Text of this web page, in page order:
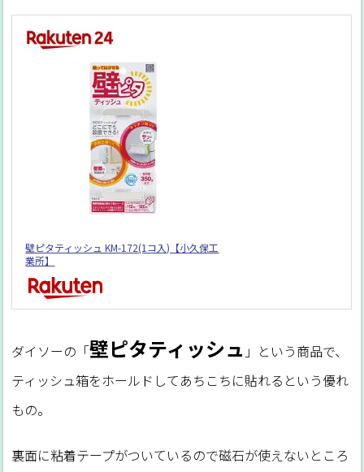
壁ピタティッシュ KM-172(1コ入)【小久保工
業所】
ダイソーの「壁ピタティッシュ 」という商品で、
ティッシュ箱をホールドしてあちこちに貼れるという優れ
もの。
裏面に粘着テープがついているので磁石が使えないところ